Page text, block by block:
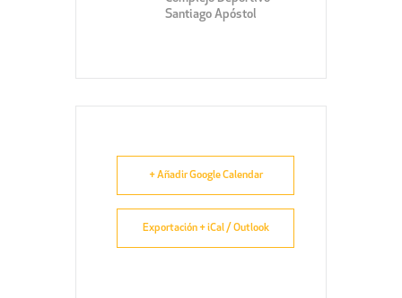
Santiago Apóstol
+ Añadir Google Calendar
Exportación + iCal / Outlook